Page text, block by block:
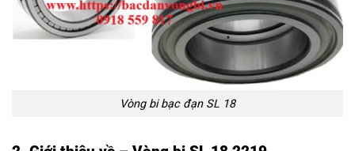
Vòng bi bạc đạn SL 18